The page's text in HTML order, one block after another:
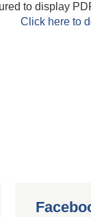
to display
Click here to